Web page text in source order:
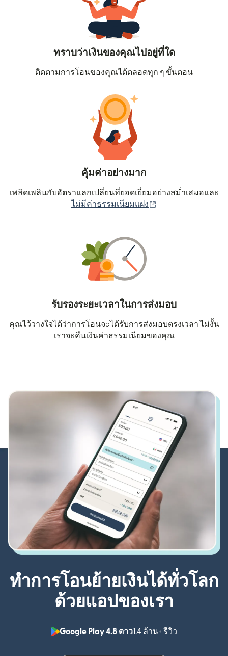
ทราบว่าเงินของคุณไปอยู่ที่ใด
ติดตามการโอนของคุณได้ตลอดทุก ๆ ขั้นตอน
คุ้มค่าอย่างมาก
เพลิดเพลินกับอัตราแลกเปลี่ยนที่ยอดเยี่ยมอย่างสม่ำเสมอและ
ไม่มีค่าธรรมเนียมแฝง
รับรองระยะเวลาในการส่งมอบ
คุณไว้วางใจได้ว่าการโอนจะได้รับการส่งมอบตรงเวลา ไม่งั้น
เราจะคืนเงินค่าธรรมเนียมของคุณ
ทำการโอนย้ายเงินได้ทั่วโลก
ด้วยแอปของเรา
Google Play 4.8 ดาว1.4 ล้าน+ รีวิว
(เปิดในหน้าต่